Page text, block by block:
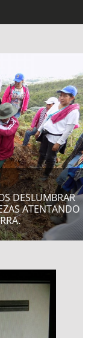
DESLUMBRAR
ATENTANDO